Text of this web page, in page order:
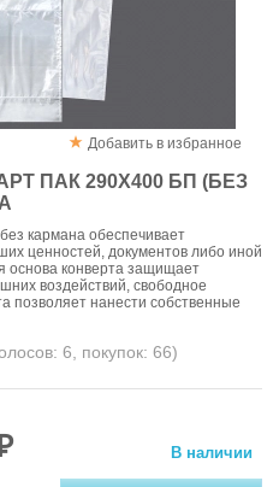
Добавить в избранное
ПАК 290Х400 БП (БЕЗ
кармана обеспечивает
ценностей, документов либо иной
основа конверта защищает
воздействий, свободное
позволяет нанести собственные
6, покупок: 66)
В наличии